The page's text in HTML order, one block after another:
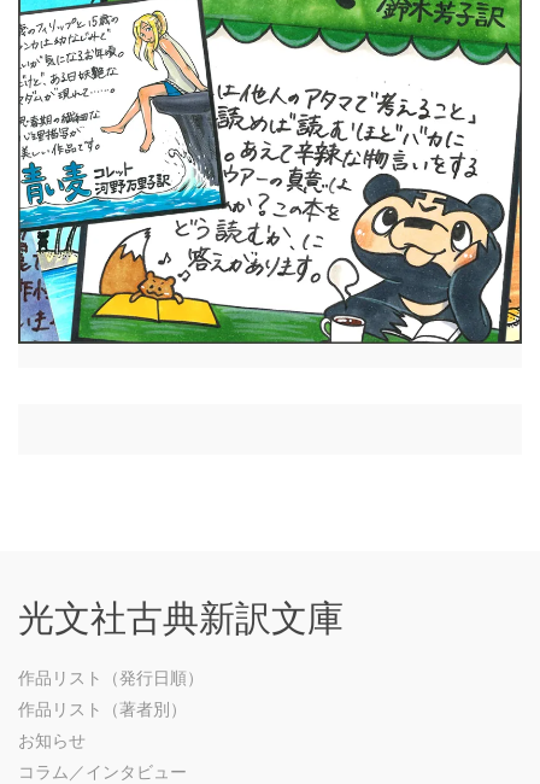
光文社古典新訳文庫
作品リスト（発行日順）
作品リスト（著者別）
お知らせ
コラム／インタビュー